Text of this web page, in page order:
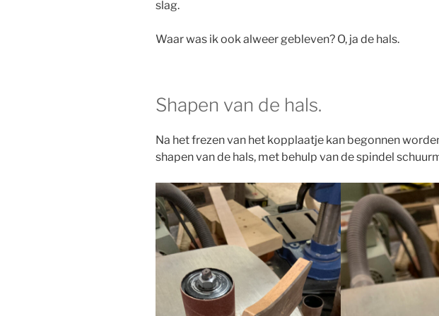
slag.
Waar was ik ook alweer gebleven? O, ja de hals.
Shapen van de hals.
Na het frezen van het kopplaatje kan begonnen
shapen van de hals, met behulp van de spindel